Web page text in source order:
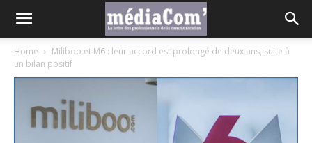
Home
Miliboo et M6 : leur accord est prolongé de deux ans, suite à
un bilan positif